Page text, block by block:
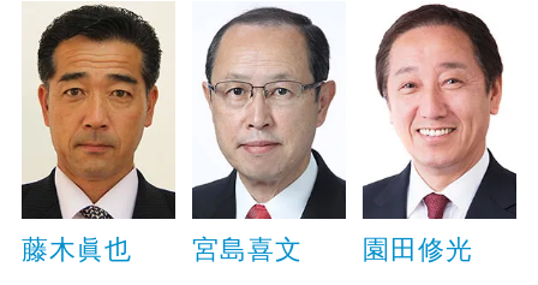
藤木眞也 宮島喜文 園田修光